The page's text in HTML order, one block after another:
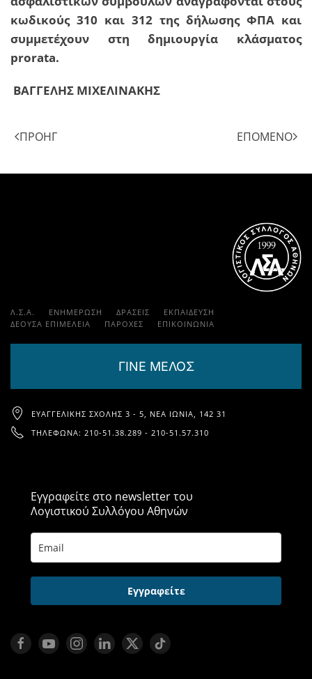
κωδικούς 310 και 312 της δήλωσης ΦΠΑ και
συμμετέχουν στη δημιουργία κλάσματος
prorata.
ΒΑΓΓΕΛΗΣ ΜΙΧΕΛΙΝΑΚΗΣ
ΠΡΟΗΓ ΕΠΌΜΕΝΟ
Λ.Σ.Α. ΕΝΗΜΕΡΩΣΗ ΔΡΑΣΕΙΣ
ΕΚΠΑΊΔΕΥΣΗ
ΔΕΟΥΣΑ ΕΠΙΜΕΛΕΙΑ
ΠΑΡΟΧΈΣ ΕΠΙΚΟΙΝΩΝΊΑ
ΓΙΝΕ ΜΕΛΟΣ
ΕΥΑΓΓΕΛΙΚΉΣ ΣΧΟΛΉΣ 3 - 5, ΝΈΑ ΙΩΝΊΑ, 142 31
ΤΗΛΈΦΩΝΑ: 210-51.38.289 - 210-51.57.310
Εγγραφείτε στο newsletter του
Λογιστικού Συλλόγου Αθηνών
Εγγραφείτε